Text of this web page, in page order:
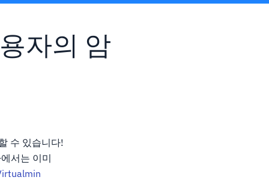
자의 암
수 있습니다!
서는 이미